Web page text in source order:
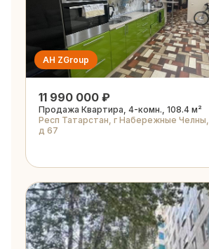
АН ZGroup
11 990 000 ₽
Продажа Квартира, 4-комн., 108.4 м²
Респ Татарстан, г Набережные
д 67